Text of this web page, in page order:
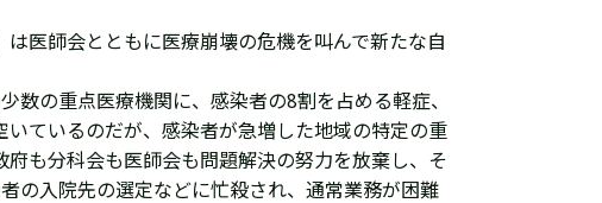
医師会とともに医療崩壊の危機を叫んで新たな自
の重点医療機関に、感染者の8割を占める軽症、
ているのだが、感染者が急増した地域の特定の重
も分科会も医師会も問題解決の努力を放棄し、そ
の入院先の選定などに忙殺され、通常業務が困難